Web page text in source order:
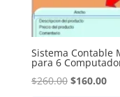
Sistema Contable
para 6
$260.00 El
$160.00El